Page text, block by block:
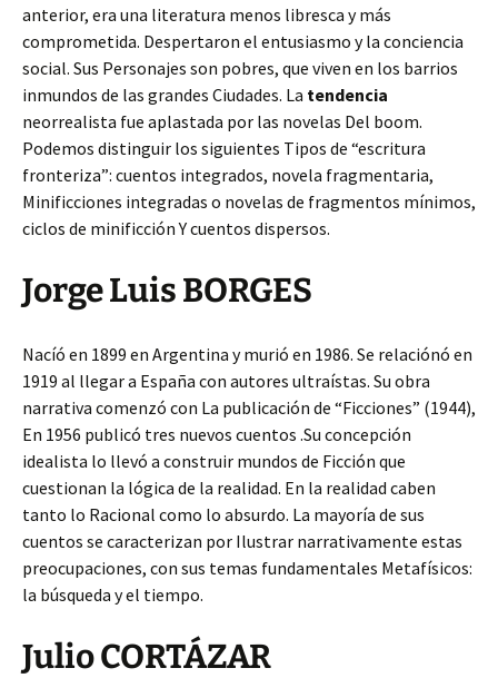
anterior, era una literatura menos libresca y más
comprometida. Despertaron el entusiasmo y la conciencia
social. Sus Personajes son pobres, que viven en los barrios
inmundos de las grandes Ciudades. La tendencia
neorrealista fue aplastada por las novelas Del boom.
Podemos distinguir los siguientes Tipos de “escritura
fronteriza”: cuentos integrados, novela fragmentaria,
Minificciones integradas o novelas de fragmentos mínimos,
ciclos de minificción Y cuentos dispersos.
Jorge Luis BORGES
Nacíó en 1899 en Argentina y murió en 1986. Se relaciónó en
1919 al llegar a España con autores ultraístas. Su obra
narrativa comenzó con La publicación de “Ficciones” (1944),
En 1956 publicó tres nuevos cuentos .Su concepción
idealista lo llevó a construir mundos de Ficción que
cuestionan la lógica de la realidad. En la realidad caben
tanto lo Racional como lo absurdo. La mayoría de sus
cuentos se caracterizan por Ilustrar narrativamente estas
preocupaciones, con sus temas fundamentales Metafísicos:
la búsqueda y el tiempo.
Julio CORTÁZAR